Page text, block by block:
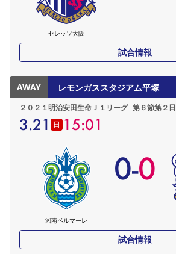
セレッソ大阪
試合情報
AWAY レモンガススタジアム平塚
２０２１明治安田生命Ｊ１リーグ 第６節第２日
3.21 日 15:01
湘南ベルマーレ
0-0
試合情報